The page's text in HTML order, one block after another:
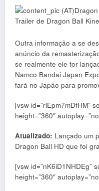
Outra informação a se
anúncio da
se realmente ele for
Namco Bandai Japan
fará no Japão para
[vsw id=”rlEpm7mDfHM”
height=”360″
Atualizado: Lançado um
Dragon Ball HD que foi
[vsw id=”nK6iD1NHDEg”
height=”360″